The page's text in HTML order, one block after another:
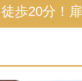
歩20分！